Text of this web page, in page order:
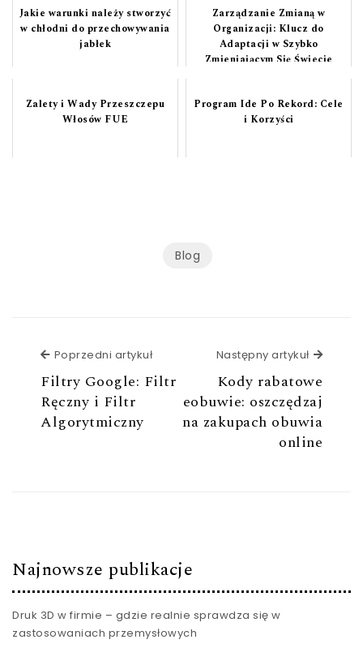
Jakie warunki należy stworzyć
w chłodni do przechowywania
jabłek
Zarządzanie Zmianą w
Organizacji: Klucz do
Adaptacji w Szybko
Zmieniającym Się Świecie
Zalety i Wady Przeszczepu
Włosów FUE
Program Ide Po Rekord: Cele
i Korzyści
Blog
Poprzedni artykuł Poprzedni artykuł
Filtry Google: Filtr
Ręczny i Filtr
Algorytmiczny
Następny artykuł
Kody rabatowe
eobuwie: oszczędzaj
na zakupach obuwia
online
Najnowsze publikacje
Druk 3D w firmie – gdzie realnie sprawdza się w
zastosowaniach przemysłowych